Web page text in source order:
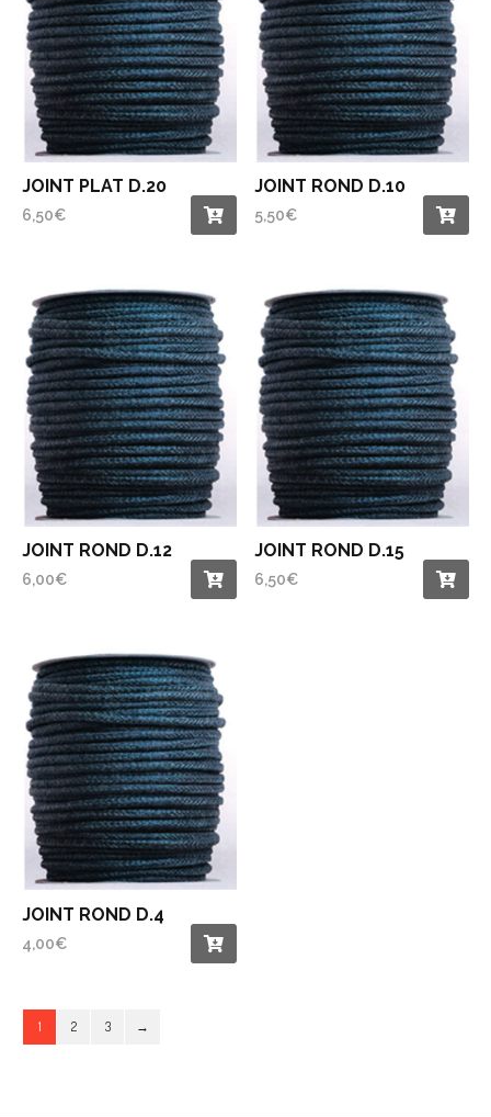
JOINT PLAT D.20
6,50€
JOINT ROND D.10
5,50€
JOINT ROND D.12
6,00€
JOINT ROND D.15
6,50€
JOINT ROND D.4
4,00€
1 2 3 →